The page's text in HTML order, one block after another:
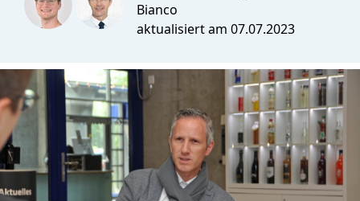
Bianco
aktualisiert am 07.07.2023